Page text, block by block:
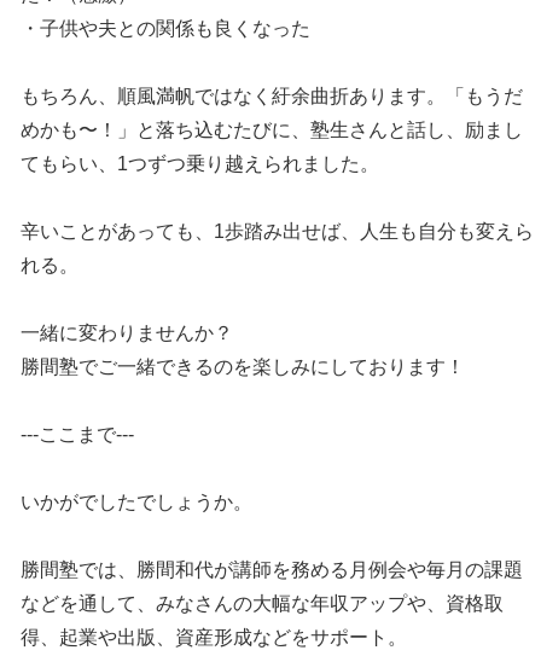
・子供や夫との関係も良くなった
もちろん、順風満帆ではなく紆余曲折あります。「もうだ
めかも〜！」と落ち込むたびに、塾生さんと話し、励まし
てもらい、1つずつ乗り越えられました。
辛いことがあっても、1歩踏み出せば、人生も自分も変えら
れる。
一緒に変わりませんか？
勝間塾でご一緒できるのを楽しみにしております！
---ここまで---
いかがでしたでしょうか。
勝間塾では、勝間和代が講師を務める月例会や毎月の課題
などを通して、みなさんの大幅な年収アップや、資格取
得、起業や出版、資産形成などをサポート。